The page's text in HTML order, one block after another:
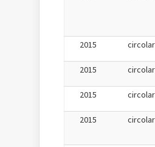
2015
2015
2015
2015